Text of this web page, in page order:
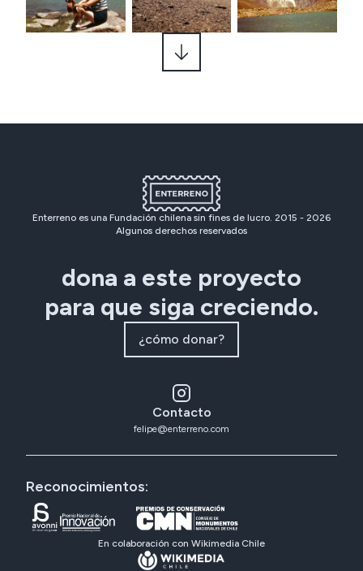
Enterreno es una Fundación chilena sin fines de lucro. 2015 - 2026
Algunos derechos reservados
dona a este proyecto
para que siga creciendo.
¿cómo donar?
Contacto
felipe@enterreno.com
Reconocimientos:
En colaboración con Wikimedia Chile